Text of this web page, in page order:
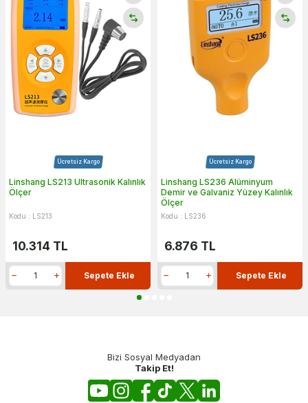
Ücretsiz Kargo
Linshang LS213 Ultrasonik Kalınlık
Ölçer
Kodu : LS213
10.314 TL
Sepete Ekle
Ücretsiz Kargo
Linshang LS236 Alüminyum
Demir ve Galvaniz Yüzey Kalınlık
Ölçer
Kodu : LS236
6.876 TL
Sepete Ekle
Bizi Sosyal Medyadan
Takip Et!